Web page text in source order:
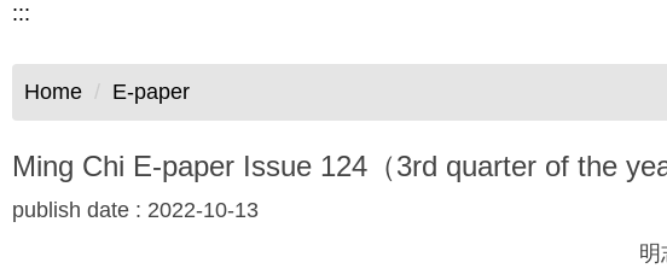
:::
Home E-paper
Ming Chi E-paper Issue 124（3rd quarter of the
publish date : 2022-10-13
明